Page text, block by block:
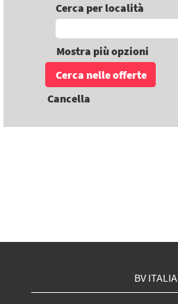
Cerca per località
Mostra più opzioni
Cancella
BV ITALIA